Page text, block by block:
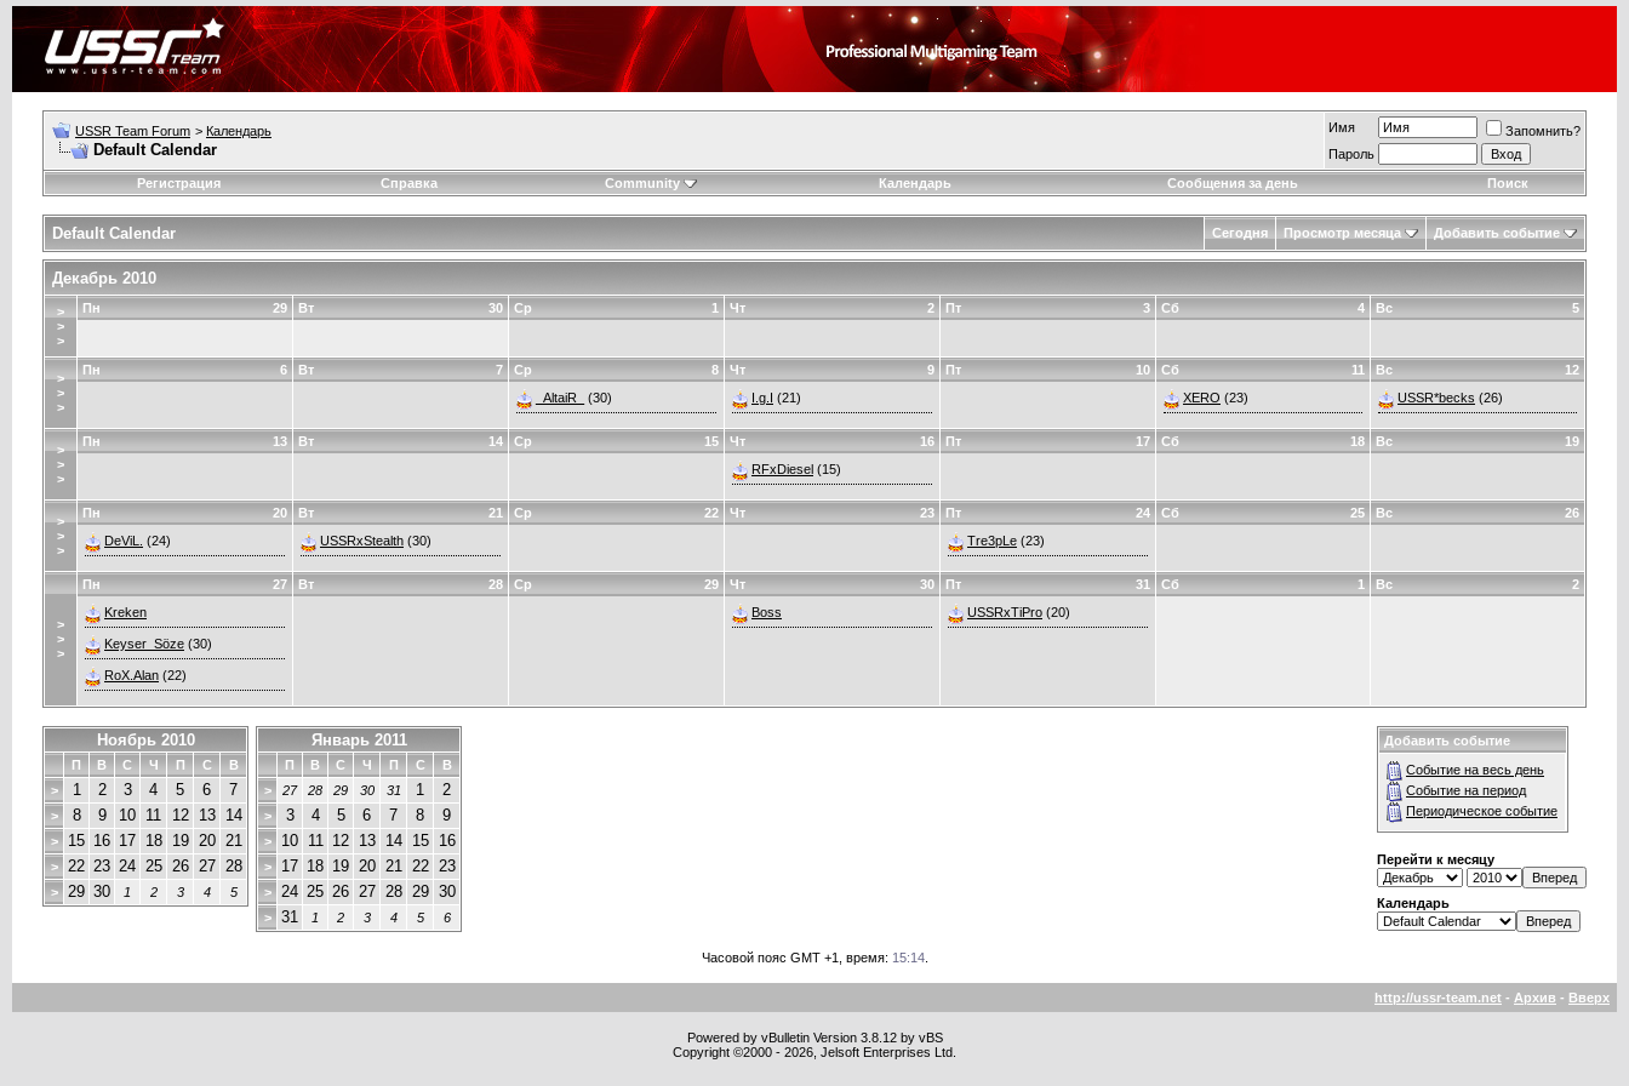
USSR Team Forum > Календарь
Default Calendar
Имя
Запомнить?
Пароль
Регистрация
Справка Community Календарь Сообщения за день Поиск
Default Calendar Сегодня Просмотр месяца Добавить событие
Декабрь 2010
>
>
>
29
Пн 30
Вт 1
Ср 2
Чт 3
Пт 4
Сб 5
Вс
>
>
>
6
Пн 7
Вт 8
Ср
_AltaiR_
(30)
9
Чт
I.g.I (21)
10
Пт 11
Сб
XERO (23)
12
Вс
USSR*becks (26)
>
>
>
13
Пн 14
Вт 15
Ср 16
Чт
RFxDiesel (15)
17
Пт 18
Сб 19
Вс
>
>
>
20
Пн
DeViL. (24)
21
Вт
USSRxStealth (30)
22
Ср 23
Чт 24
Пт
Tre3pLe (23)
25
Сб 26
Вс
>
>
>
27
Пн
Kreken
Keyser_Söze (30)
RoX.Alan (22)
28
Вт 29
Ср 30
Чт
Boss
31
Пт
USSRxTiPro (20)
1
Сб 2
Вс
Ноябрь 2010
П В С Ч П С
В
>
1 2 3 4 5 6 7
> 8 9 10 11 12 13 14
> 15 16 17 18 19 20 21
> 22 23 24 25 26 27 28
> 29 30 1 2 3 4 5
Январь 2011
П В С Ч П С
В
>
27 28 29 30 31 1 2
> 3 4 5 6 7 8 9
> 10 11 12 13 14 15 16
> 17 18 19 20 21 22 23
> 24 25 26 27 28 29 30
> 31 1 2 3 4 5 6
Добавить событие
Событие на весь день
Событие на период
Периодическое событие
Перейти к месяцу
Календарь
Часовой пояс GMT +1, время: 15:14.
http://ussr-team.net - Архив - Вверх
Powered by vBulletin Version 3.8.12 by vBS
Copyright ©2000 - 2026, Jelsoft Enterprises Ltd.